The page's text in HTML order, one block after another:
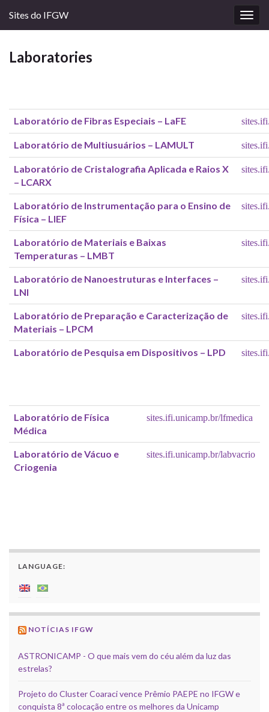
Sites do IFGW
Laboratories
Laboratório de Fibras Especiais – LaFE
Laboratório de Multiusuários – LAMULT
Laboratório de Cristalografia Aplicada e Raios X
– LCARX
Laboratório de Instrumentação para o Ensino de
Física – LIEF
Laboratório de Materiais e Baixas
Temperaturas – LMBT
Laboratório de Nanoestruturas e Interfaces –
LNI
Laboratório de Preparação e Caracterização de
Materiais – LPCM
Laboratório de Pesquisa em Dispositivos – LPD
Laboratório de Física
Médica
sites.ifi.unicamp.br/lfmedica
Laboratório de Vácuo e
Criogenia
sites.ifi.unicamp.br/labvacrio
LANGUAGE:
NOTÍCIAS IFGW
ASTRONICAMP - O que mais vem do céu além da luz das
estrelas?
Projeto do Cluster Coaraci vence Prêmio PAEPE no IFGW e
conquista 8ª colocação entre os melhores da Unicamp